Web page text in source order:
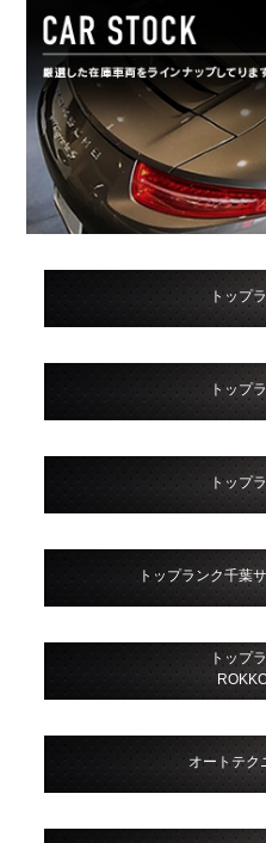
トップ
トップ
トップ
トップランク千葉
トップ
オートテク